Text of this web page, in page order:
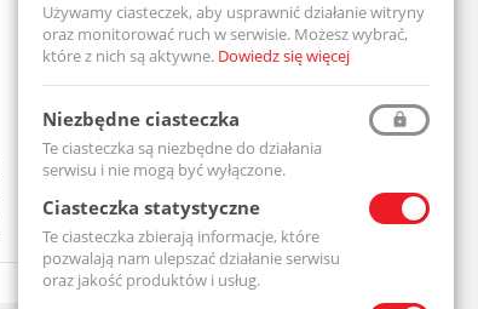
Łożysko Kulkowe Jednorzędowe 6204
6204-2RS-MTM
Dostępny
Ceny produktów
widoczne dopiero po
posiadasz konta,
zarejestruj się.
Zespół
UCF206-
Używamy ciasteczek, aby usprawnić działanie witryny
oraz monitorować ruch w serwisie. Możesz wybrać,
które z nich są aktywne. Dowiedz się więcej
Niezbędne ciasteczka
Te ciasteczka są niezbędne do działania
serwisu i nie mogą być wyłączone.
Ciasteczka statystyczne
Te ciasteczka zbierają informacje, które
pozwalają nam ulepszać działanie serwisu
oraz jakość produktów i usług.